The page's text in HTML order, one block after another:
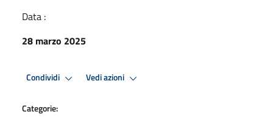
Data :
28 marzo 2025
Condividi Vedi azioni
Categorie: